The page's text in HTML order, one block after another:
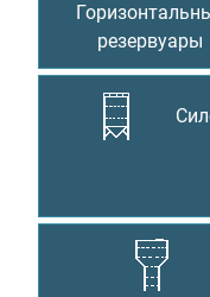
резервуары